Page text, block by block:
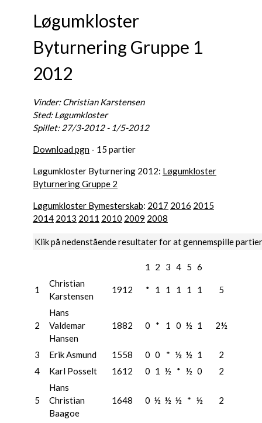
Løgumkloster
Byturnering Gruppe 1
2012
Vinder: Christian Karstensen
Sted: Løgumkloster
Spillet: 27/3-2012 - 1/5-2012
Download pgn - 15 partier
Løgumkloster Byturnering 2012: Løgumkloster
Byturnering Gruppe 2
Løgumkloster Bymesterskab: 2017 2016 2015
2014 2013 2011 2010 2009 2008
Klik på nedenstående resultater for at gennemspille partier
1 2 3 4 5 6
1
Christian
Karstensen
1912 * 1 1 1 1 1 5
2
Hans
Valdemar
Hansen
1882 0 * 1 0 ½ 1 2½
3 Erik Asmund 1558 0 0 * ½ ½ 1
2
4
Karl Posselt 1612 0 1 ½ * ½ 0 2
5
Hans
Christian
Baagoe
1648 0 ½ ½ ½ * ½ 2